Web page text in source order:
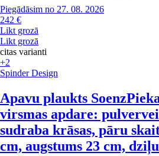
Piegādāsim no 27. 08. 2026
242 €
Likt grozā
Likt grozā
citas varianti
+2
Spinder Design
Apavu plaukts Soenz
virsmas apdare:
sudraba krāsas, pāru
cm, augstums 23 cm,